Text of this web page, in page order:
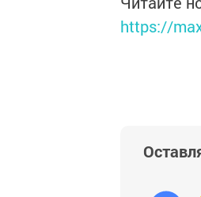
https://